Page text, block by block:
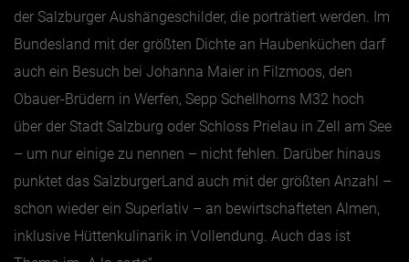
November
Dezember
der Salzburger Aushängeschilder, die porträtiert werden. Im
Bundesland mit der größten Dichte an Haubenküchen darf
auch ein Besuch bei Johanna Maier in Filzmoos, den
Obauer-Brüdern in Werfen, Sepp Schellhorns M32 hoch
über der Stadt Salzburg oder Schloss Prielau in Zell am See
– um nur einige zu nennen – nicht fehlen. Darüber hinaus
punktet das SalzburgerLand auch mit der größten Anzahl –
schon wieder ein Superlativ – an bewirtschafteten Almen,
inklusive Hüttenkulinarik in Vollendung. Auch das ist